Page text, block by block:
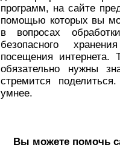
программ, на сайте
помощью которых вы
в вопросах
безопасного
посещения интернета.
обязательно нужны
стремится поделиться.
умнее.
Вы можете помочь